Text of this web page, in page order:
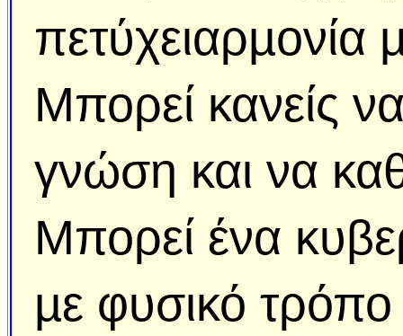
πετύχειαρµονία
Μπορεί κανείς
γνώση και να
Μπορεί ένα
µε φυσικό